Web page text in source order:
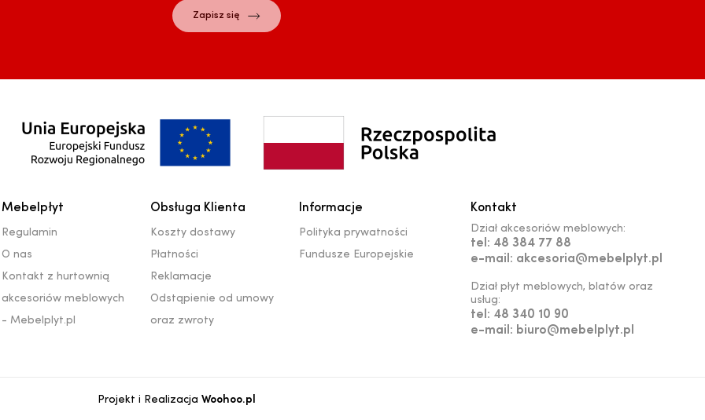
Mebelpłyt
Regulamin
O nas
Kontakt z hurtownią
akcesoriów meblowych
- Mebelplyt.pl
Obsługa Klienta
Koszty dostawy
Płatności
Reklamacje
Odstąpienie od umowy
oraz zwroty
Informacje
Polityka prywatności
Fundusze Europejskie
Kontakt
Dział akcesoriów meblowych:
tel: 48 384 77 88
e-mail: akcesoria@mebelplyt.pl
Dział płyt meblowych, blatów oraz
usług:
tel: 48 340 10 90
e-mail: biuro@mebelplyt.pl
Projekt i Realizacja Woohoo.pl